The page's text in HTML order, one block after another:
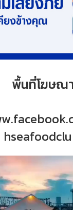
พื้นที่โฆษณ